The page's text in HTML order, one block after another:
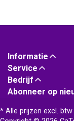
Informatie
Service
Bedrijf
Abonneer op
* Alle prijzen excl. btw